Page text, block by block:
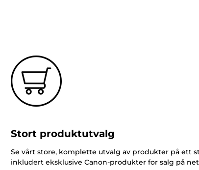
Stort produktutvalg
Se vårt store, komplette utvalg av produkter på ett
inkludert eksklusive Canon-produkter for salg på